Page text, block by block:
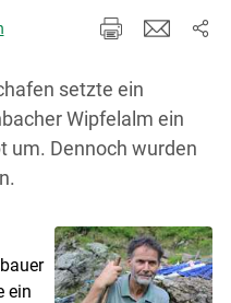
setzte ein
Wipfelalm ein
um. Dennoch wurden
ein